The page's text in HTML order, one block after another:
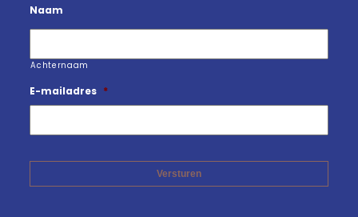
Naam
Achternaam
E-mailadres *